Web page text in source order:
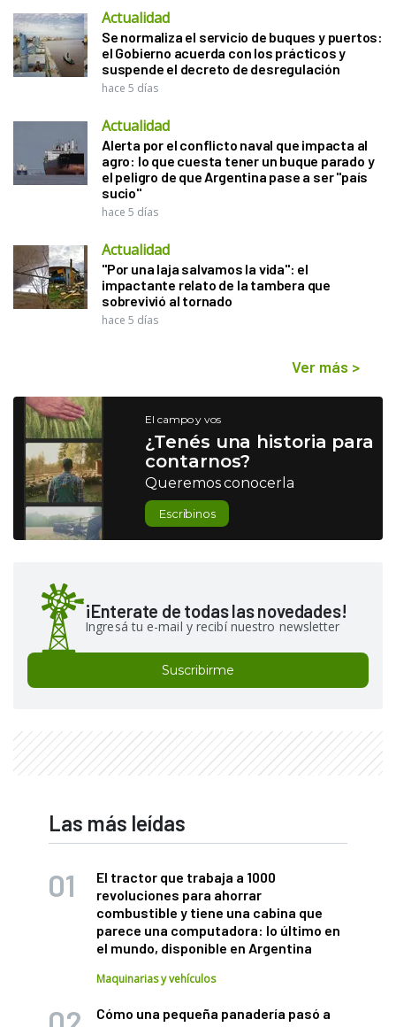
Actualidad
Se normaliza el servicio de buques y puertos:
el Gobierno acuerda con los prácticos y
suspende el decreto de desregulación
hace 5 días
Actualidad
Alerta por el conflicto naval que impacta al
agro: lo que cuesta tener un buque parado y
el peligro de que Argentina pase a ser "país
sucio"
hace 5 días
Actualidad
"Por una laja salvamos la vida": el
impactante relato de la tambera que
sobrevivió al tornado
hace 5 días
Ver más >
El campo y vos
¿Tenés una historia para
contarnos?
Queremos conocerla
Escribinos
¡Enterate de todas las novedades!
Ingresá tu e-mail y recibí nuestro newsletter
Suscribirme
Las más leídas
El tractor que trabaja a 1000
revoluciones para ahorrar
combustible y tiene una cabina que
parece una computadora: lo último en
el mundo, disponible en Argentina
Maquinarias y vehículos
Cómo una pequeña panadería pasó a